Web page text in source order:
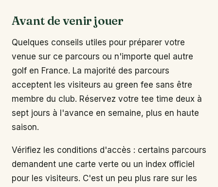
Avant de venir jouer
Quelques conseils utiles pour préparer votre
venue sur ce parcours ou n'importe quel autre
golf en France. La majorité des parcours
acceptent les visiteurs au green fee sans être
membre du club. Réservez votre tee time deux à
sept jours à l'avance en semaine, plus en haute
saison.
Vérifiez les conditions d'accès : certains parcours
demandent une carte verte ou un index officiel
pour les visiteurs. C'est un peu plus rare sur les